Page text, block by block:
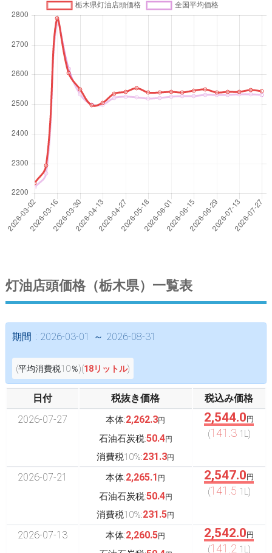
灯油店頭価格（栃木県）一覧表
期間 : 2026-03-01 ～ 2026-08-31
(平均消費税10％)(18リットル)
日付 税抜き価格
税込み価格
2026-07-27
本体:2,262.3円
石油石炭税:50.4円
消費税10%:231.3円
2,544.0 円
(141.31L)
2026-07-21 本体:2,265.1 円
石油石炭税:50.4円
消費税10%:231.5円
2,547.0 円
(141.5 1L)
2026-07-13 本体:2,260.5円 2,542.0 円
(141.2 1L)